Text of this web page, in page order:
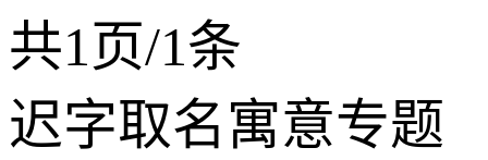
共1页/1条
迟字取名寓意专题